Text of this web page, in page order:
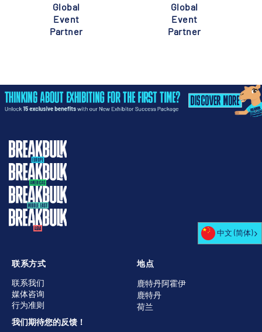
Global
Event
Partner
Global
Event
Partner
地点
鹿特丹阿霍伊
鹿特丹
荷兰
联系方式
联系我们
媒体咨询
行为准则
我们期待您的反馈！
中文 (简体)